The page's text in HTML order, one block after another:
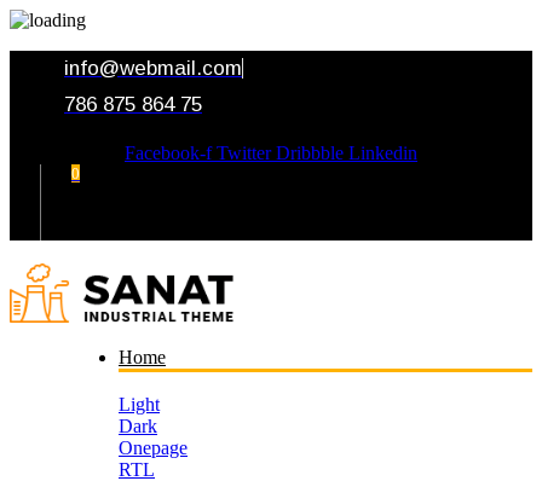
info@webmail.com
786 875 864 75
Facebook-f Twitter Dribbble Linkedin
0
Home
Light
Dark
Onepage
RTL